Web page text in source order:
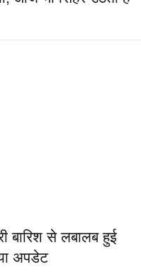
बारिश से लबालब हुई
अपडेट